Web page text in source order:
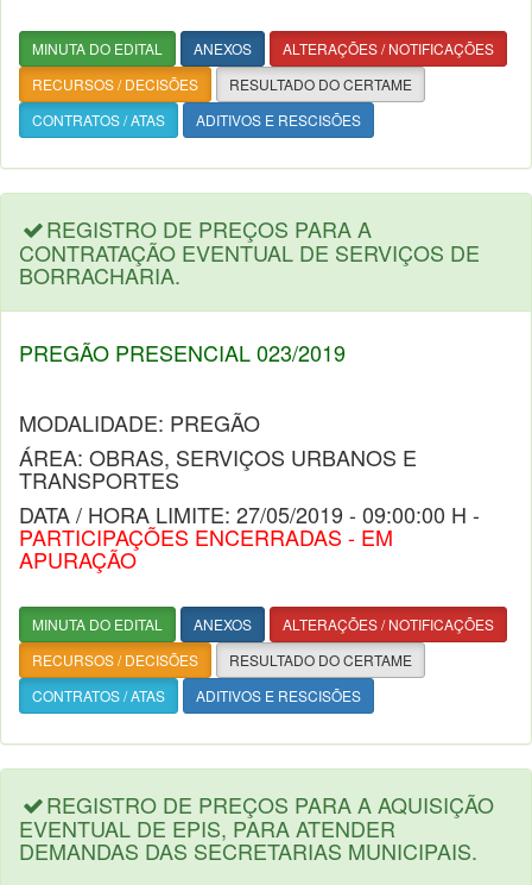
MINUTA DO EDITAL ANEXOS
ALTERAÇÕES / NOTIFICAÇÕES
RECURSOS / DECISÕES
RESULTADO DO CERTAME
CONTRATOS / ATAS
ADITIVOS E RESCISÕES
REGISTRO DE PREÇOS PARA A
CONTRATAÇÃO EVENTUAL DE SERVIÇOS DE
BORRACHARIA.
PREGÃO PRESENCIAL 023/2019
MODALIDADE: PREGÃO
ÁREA: OBRAS, SERVIÇOS URBANOS E
TRANSPORTES
DATA / HORA LIMITE: 27/05/2019 - 09:00:00 H -
PARTICIPAÇÕES ENCERRADAS - EM
APURAÇÃO
MINUTA DO EDITAL ANEXOS
ALTERAÇÕES / NOTIFICAÇÕES
RECURSOS / DECISÕES
RESULTADO DO CERTAME
CONTRATOS / ATAS
ADITIVOS E RESCISÕES
REGISTRO DE PREÇOS PARA A AQUISIÇÃO
EVENTUAL DE EPIS, PARA ATENDER
DEMANDAS DAS SECRETARIAS MUNICIPAIS.